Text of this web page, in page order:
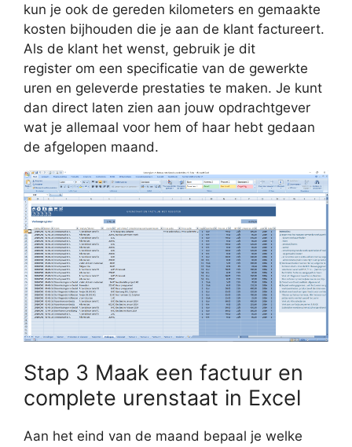
kun je ook de gereden kilometers en gemaakte
kosten bijhouden die je aan de klant factureert.
Als de klant het wenst, gebruik je dit
register om een specificatie van de gewerkte
uren en geleverde prestaties te maken. Je kunt
dan direct laten zien aan jouw opdrachtgever
wat je allemaal voor hem of haar hebt gedaan
de afgelopen maand.
Stap 3 Maak een factuur en
complete urenstaat in Excel
Aan het eind van de maand bepaal je welke